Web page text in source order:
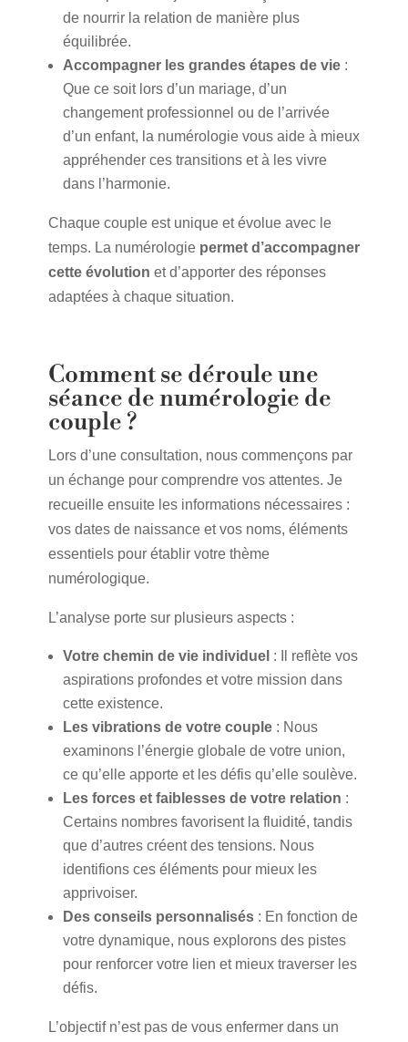
de nourrir la relation de manière plus
équilibrée.
Accompagner les grandes étapes de vie:
Que ce soit lors d’un mariage, d’un
changement professionnel ou de l’arrivée
d’un enfant, la numérologie vous aide à mieux
appréhender ces transitions et à les vivre
dans l’harmonie.
Chaque couple est unique et évolue avec le
temps. La numérologie permet d’accompagner
cette évolution et d’apporter des réponses
adaptées à chaque situation.
Comment se déroule une
séance de numérologie de
couple ?
Lors d’une consultation, nous commençons par
un échange pour comprendre vos attentes. Je
recueille ensuite les informations nécessaires :
vos dates de naissance et vos noms, éléments
essentiels pour établir votre thème
numérologique.
L’analyse porte sur plusieurs aspects :
Votre chemin de vie individuel : Il reflète vos
aspirations profondes et votre mission dans
cette existence.
Les vibrations de votre couple: Nous
examinons l’énergie globale de votre union,
ce qu’elle apporte et les défis qu’elle soulève.
Les forces et faiblesses de votre relation :
Certains nombres favorisent la fluidité, tandis
que d’autres créent des tensions. Nous
identifions ces éléments pour mieux les
apprivoiser.
Des conseils personnalisés: En fonction de
votre dynamique, nous explorons des pistes
pour renforcer votre lien et mieux traverser les
défis.
L’objectif n’est pas de vous enfermer dans un